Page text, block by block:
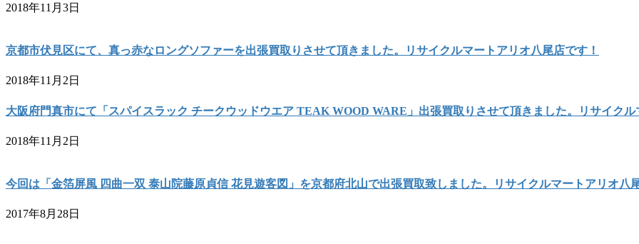
2018年11月3日
京都市伏見区にて、真っ赤なロングソファーを出張買取りさせて頂きました。リサイクルマートアリオ八尾店です！
2018年11月2日
大阪府門真市にて「スパイスラック チークウッドウエア TEAK WOOD WARE」出張買取りさせて頂きました。リサイクル
2018年11月2日
今回は「金箔屏風 四曲一双 泰山院藤原貞信 花見遊客図」を京都府北山で出張買取致しました。リサイクルマートアリオ八
2017年8月28日